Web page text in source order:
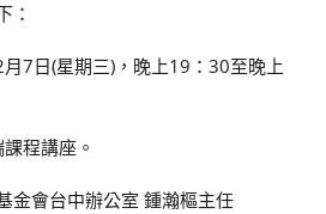
：
7日(星期三)，晚上19：30至晚上
程講座。
金會台中辦公室 鍾瀚樞主任